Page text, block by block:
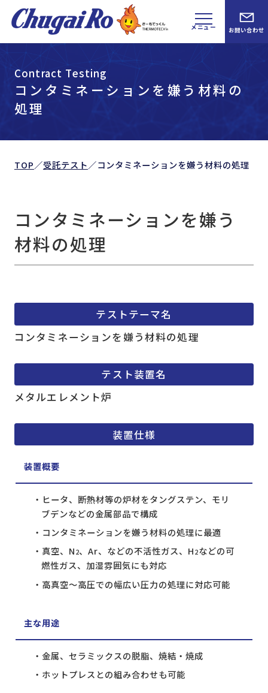
メニュー お問い合わせ
Contract Testing
コンタミネーションを嫌う材料の
処理
TOP／受託テスト／コンタミネーションを嫌う材料の処理
コンタミネーションを嫌う
材料の処理
テストテーマ名
コンタミネーションを嫌う材料の処理
テスト装置名
メタルエレメント炉
装置仕様
装置概要
ヒータ、断熱材等の炉材をタングステン、モリ
ブデンなどの金属部品で構成
コンタミネーションを嫌う材料の処理に最適
真空、N 2、Ar、などの不活性ガス、H 2などの可
燃性ガス、加湿雰囲気にも対応
高真空～高圧での幅広い圧力の処理に対応可能
主な用途
金属、セラミックスの脱脂、焼結・焼成
ホットプレスとの組み合わせも可能